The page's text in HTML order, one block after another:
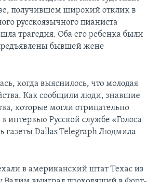
получившем широкий отклик в
русскоязычного пианиста
трагедия. Оба его ребенка были
бывшей жене
когда выяснилось, что молодая
Как сообщили люди, знавшие
которые могли отрицательно
интервью Русской службе «Голоса
газеты Dallas Telegraph Людмила
в американский штат Техас из